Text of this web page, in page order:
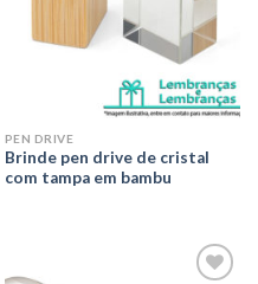
PEN DRIVE
Brinde pen drive de cristal
com tampa em bambu